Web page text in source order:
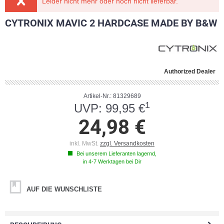
CYTRONIX MAVIC 2 HARDCASE MADE BY B&W
Authorized Dealer
Artikel-Nr.: 81329689
UVP: 99,95 €1
24,98 €
inkl. MwSt. zzgl. Versandkosten
Bei unserem Lieferanten lagernd,
in 4-7 Werktagen bei Dir
AUF DIE WUNSCHLISTE